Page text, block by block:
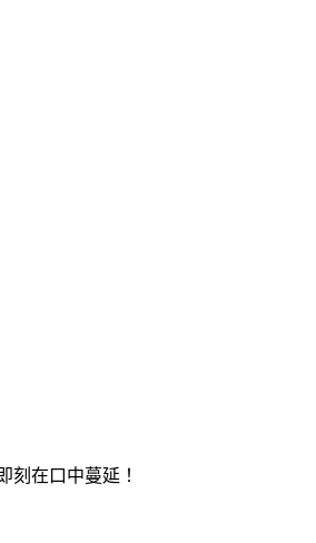
刻在口中蔓延！